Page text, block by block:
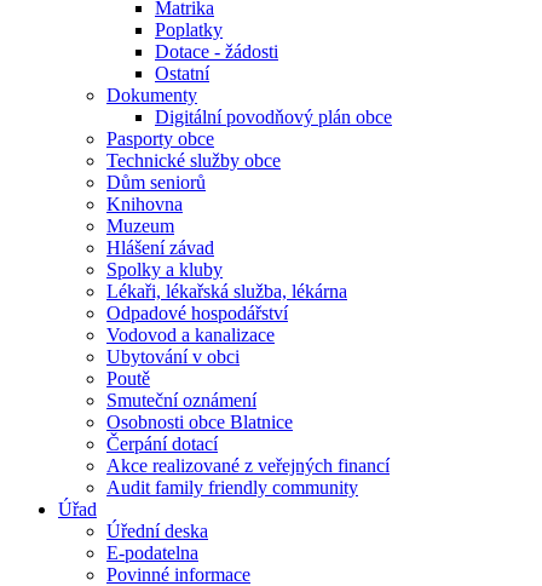
Matrika
Poplatky
Dotace - žádosti
Ostatní
Dokumenty
Digitální povodňový plán obce
Pasporty obce
Technické služby obce
Dům seniorů
Knihovna
Muzeum
Hlášení závad
Spolky a kluby
Lékaři, lékařská služba, lékárna
Odpadové hospodářství
Vodovod a kanalizace
Ubytování v obci
Poutě
Smuteční oznámení
Osobnosti obce Blatnice
Čerpání dotací
Akce realizované z veřejných financí
Audit family friendly community
Úřad
Úřední deska
E-podatelna
Povinné informace